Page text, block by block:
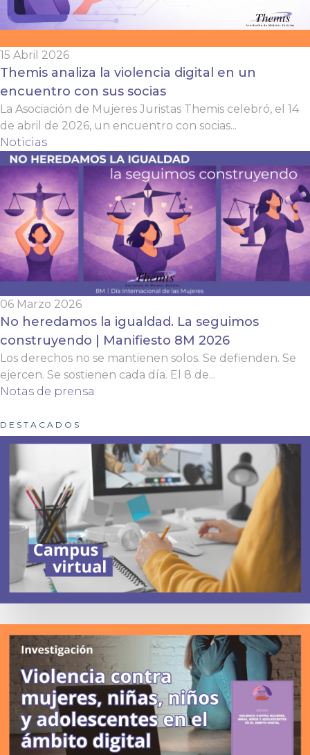
15 Abril 2026
Themis analiza la violencia digital en un
encuentro con sus socias
La Asociación de Mujeres Juristas Themis celebró, el 14
de abril de 2026, un encuentro con socias...
Noticias
06 Marzo 2026
No heredamos la igualdad. La seguimos
construyendo | Manifiesto 8M 2026
Los derechos no se mantienen solos. Se defienden. Se
ejercen. Se sostienen cada día. El 8 de...
Notas de prensa
DESTACADOS